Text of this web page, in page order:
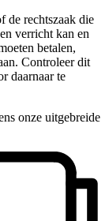
de rechtszaak die
verricht kan en
betalen,
Controleer dit
daarnaar te
onze uitgebreide